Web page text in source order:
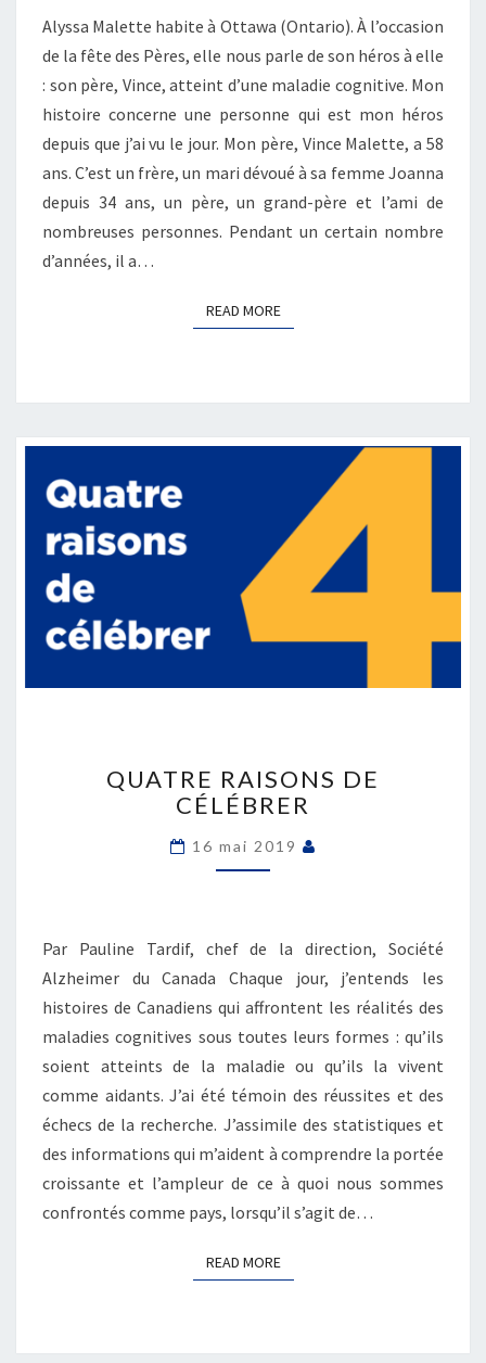
SON
HÉROS?
Alyssa Malette habite à Ottawa (Ontario). À l’occasion
de la fête des Pères, elle nous parle de son héros à elle
: son père, Vince, atteint d’une maladie cognitive. Mon
histoire concerne une personne qui est mon héros
depuis que j’ai vu le jour. Mon père, Vince Malette, a 58
ans. C’est un frère, un mari dévoué à sa femme Joanna
depuis 34 ans, un père, un grand-père et l’ami de
nombreuses personnes. Pendant un certain nombre
d’années, il a…
READ MOREREAD MORE
DE
CÉLÉBRER
QUATRE RAISONS DE
CÉLÉBRER
16 mai 2019
Par Pauline Tardif, chef de la direction, Société
Alzheimer du Canada Chaque jour, j’entends les
histoires de Canadiens qui affrontent les réalités des
maladies cognitives sous toutes leurs formes : qu’ils
soient atteints de la maladie ou qu’ils la vivent
comme aidants. J’ai été témoin des réussites et des
échecs de la recherche. J’assimile des statistiques et
des informations qui m’aident à comprendre la portée
croissante et l’ampleur de ce à quoi nous sommes
confrontés comme pays, lorsqu’il s’agit de…
READ MOREREAD MORE